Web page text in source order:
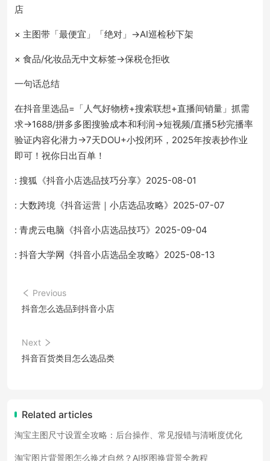
店
× 主图带「最便宜」「绝对」→AI巡检秒下架
× 食品/化妆品无中文标签→保税仓拒收
一句话总结
在抖音里选品=「人气好物榜+搜索联想+直播间销量」抓需
求→1688/拼多多图搜验成本和利润→短视频/直播5秒完播率
验证内容化潜力→7天DOU+小投闭环，2025年按表抄作业
即可！祝你日出百单！
: 搜狐《抖音小店选品技巧分享》2025-08-01
: 大数跨境《抖音运营｜小店选品攻略》2025-07-07
: 青虎云电脑《抖音小店选品技巧》2025-09-04
: 抖音大学网《抖音小店选品全攻略》2025-08-13
Previous
抖音怎么选品到抖音小店
Next
抖音百货类目怎么选品类
Related articles
淘宝主图尺寸设置全攻略：后台操作、常见报错与清晰度优化
淘宝图片背景图怎么换才自然？AI抠图换背景全教程